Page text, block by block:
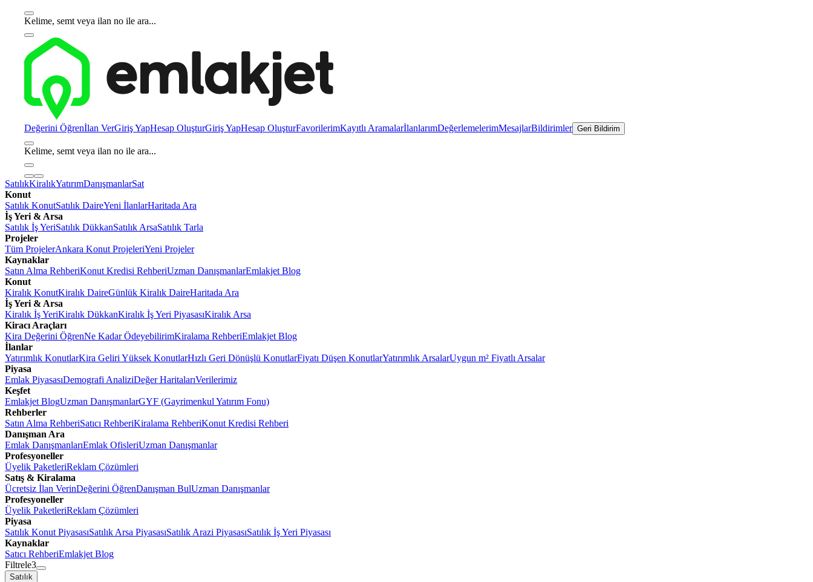
Kelime, semt veya ilan no ile ara...
Değerini Öğrenİlan VerGiriş YapHesap OluşturGiriş YapHesap OluşturFavorilerimKayıtlı AramalarİlanlarımDeğerlemelerimMesajlarBildirimler Geri Bildirim
Kelime, semt veya ilan no ile ara...
SatılıkKiralıkYatırımDanışmanlarSat
Konut
Satılık KonutSatılık DaireYeni İlanlarHaritada Ara
İş Yeri & Arsa
Satılık İş YeriSatılık DükkanSatılık ArsaSatılık Tarla
Projeler
Tüm ProjelerAnkara Konut ProjeleriYeni Projeler
Kaynaklar
Satın Alma RehberiKonut Kredisi RehberiUzman DanışmanlarEmlakjet Blog
Konut
Kiralık KonutKiralık DaireGünlük Kiralık DaireHaritada Ara
İş Yeri & Arsa
Kiralık İş YeriKiralık DükkanKiralık İş Yeri PiyasasıKiralık Arsa
Kiracı Araçları
Kira Değerini ÖğrenNe Kadar ÖdeyebilirimKiralama RehberiEmlakjet Blog
İlanlar
Yatırımlık KonutlarKira Geliri Yüksek KonutlarHızlı Geri Dönüşlü KonutlarFiyatı Düşen KonutlarYatırımlık ArsalarUygun m² Fiyatlı Arsalar
Piyasa
Emlak PiyasasıDemografi AnaliziDeğer HaritalarıVerilerimiz
Keşfet
Emlakjet BlogUzman DanışmanlarGYF (Gayrimenkul Yatırım Fonu)
Rehberler
Satın Alma RehberiSatıcı RehberiKiralama RehberiKonut Kredisi Rehberi
Danışman Ara
Emlak DanışmanlarıEmlak OfisleriUzman Danışmanlar
Profesyoneller
Üyelik PaketleriReklam Çözümleri
Satış & Kiralama
Ücretsiz İlan VerinDeğerini ÖğrenDanışman BulUzman Danışmanlar
Profesyoneller
Üyelik PaketleriReklam Çözümleri
Piyasa
Satılık Konut PiyasasıSatılık Arsa PiyasasıSatılık Arazi PiyasasıSatılık İş Yeri Piyasası
Kaynaklar
Satıcı RehberiEmlakjet Blog
Filtrele3
Satılık